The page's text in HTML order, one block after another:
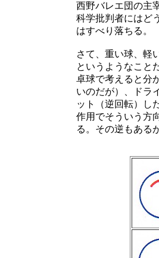
西野バレエ団の主
科学批判者にはど
はすべり落ちる。
さて、重い球、軽
というようなこと
卓球で考えると分
いのだが）、ドラ
ット（逆回転）し
作用でそういう方
る。その逆もある